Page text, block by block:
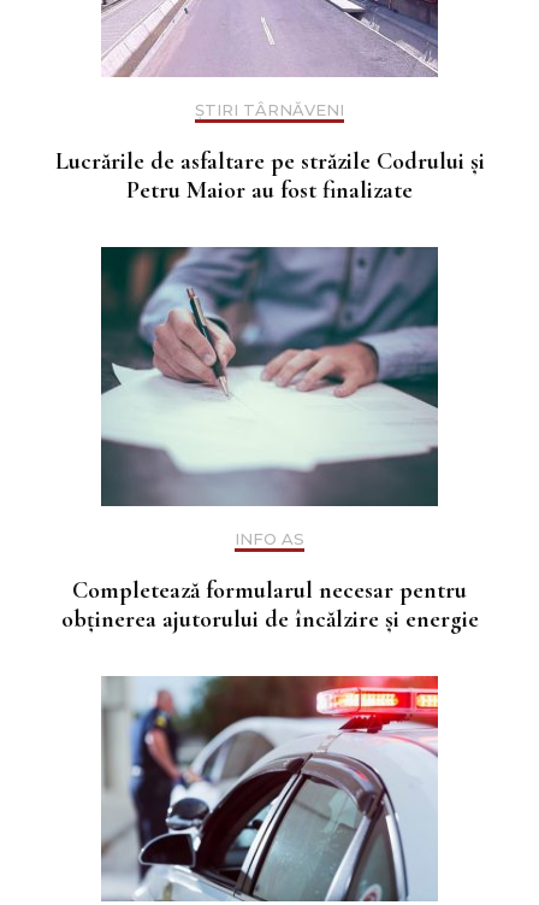
ȘTIRI TÂRNĂVENI
Lucrările de asfaltare pe străzile Codrului și
Petru Maior au fost finalizate
INFO AS
Completează formularul necesar pentru
obținerea ajutorului de încălzire și energie